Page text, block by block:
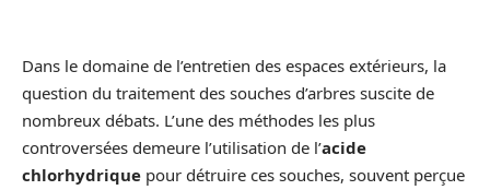
Dans le domaine de l’entretien des espaces extérieurs, la
question du traitement des souches d’arbres suscite de
nombreux débats. L’une des méthodes les plus
controversées demeure l’utilisation de l’acide
chlorhydrique pour détruire ces souches, souvent perçue